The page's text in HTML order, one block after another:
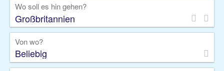
Kreuzfahrten
Rundreisen
Privattransfer
Zusatzleistungen
Wo soll es hin gehen?
Von wo?
Beliebig